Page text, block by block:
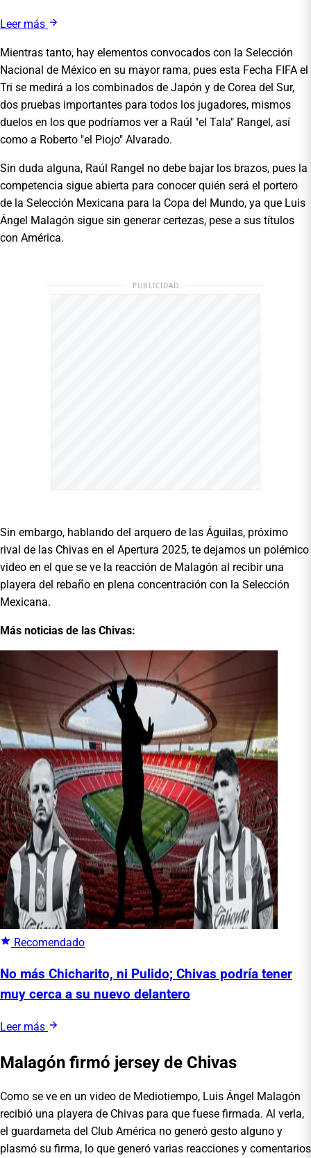
Leer más
Mientras tanto, hay elementos convocados con la Selección
Nacional de México en su mayor rama, pues esta Fecha FIFA el
Tri se medirá a los combinados de Japón y de Corea del Sur,
dos pruebas importantes para todos los jugadores, mismos
duelos en los que podríamos ver a Raúl "el Tala" Rangel, así
como a Roberto "el Piojo" Alvarado.
Sin duda alguna, Raúl Rangel no debe bajar los brazos, pues la
competencia sigue abierta para conocer quién será el portero
de la Selección Mexicana para la Copa del Mundo, ya que Luis
Ángel Malagón sigue sin generar certezas, pese a sus títulos
con América.
PUBLICIDAD
Sin embargo, hablando del arquero de las Águilas, próximo
rival de las Chivas en el Apertura 2025, te dejamos un polémico
video en el que se ve la reacción de Malagón al recibir una
playera del rebaño en plena concentración con la Selección
Mexicana.
Más noticias de las Chivas:
Recomendado
No más Chicharito, ni Pulido; Chivas podría tener
muy cerca a su nuevo delantero
Leer más
Malagón firmó jersey de Chivas
Como se ve en un video de Mediotiempo, Luis Ángel Malagón
recibió una playera de Chivas para que fuese firmada. Al verla,
el guardameta del Club América no generó gesto alguno y
plasmó su firma, lo que generó varias reacciones y comentarios